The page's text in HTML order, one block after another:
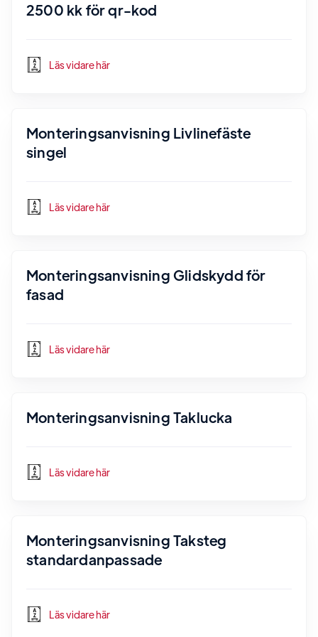
2500 kk för qr-kod
Läs vidare här
Monteringsanvisning Livlinefäste
singel
Läs vidare här
Monteringsanvisning Glidskydd för
fasad
Läs vidare här
Monteringsanvisning Taklucka
Läs vidare här
Monteringsanvisning Taksteg
standardanpassade
Läs vidare här